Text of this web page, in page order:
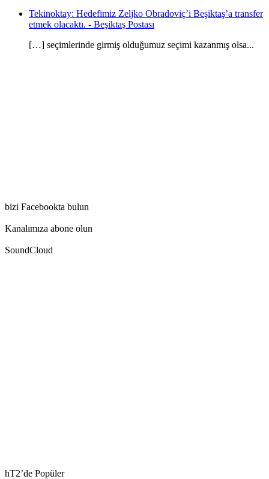
Tekinoktay: Hedefimiz Zeljko Obradoviç’i Beşiktaş’a transfer
etmek olacaktı. - Beşiktaş Postası
[…] seçimlerinde girmiş olduğumuz seçimi kazanmış olsa...
bizi Facebookta bulun
Kanalımıza abone olun
SoundCloud
hT2’de Popüler